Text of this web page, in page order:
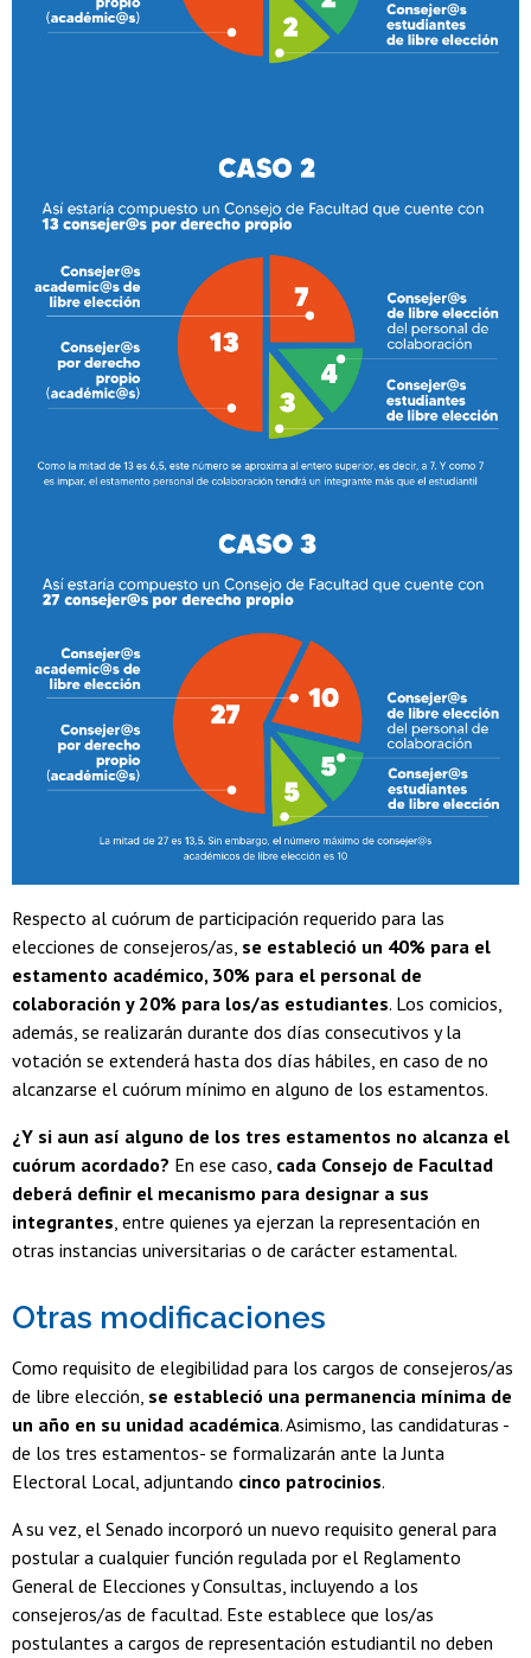
Respecto al cuórum de participación requerido para las
elecciones de consejeros/as, se estableció un 40% para el
estamento académico, 30% para el personal de
colaboración y 20% para los/as estudiantes. Los comicios,
además, se realizarán durante dos días consecutivos y la
votación se extenderá hasta dos días hábiles, en caso de no
alcanzarse el cuórum mínimo en alguno de los estamentos.
¿Y si aun así alguno de los tres estamentos no alcanza el
cuórum acordado? En ese caso, cada Consejo de Facultad
deberá definir el mecanismo para designar a sus
integrantes, entre quienes ya ejerzan la representación en
otras instancias universitarias o de carácter estamental.
Otras modificaciones
Como requisito de elegibilidad para los cargos de consejeros/as
de libre elección, se estableció una permanencia mínima de
un año en su unidad académica. Asimismo, las candidaturas -
de los tres estamentos- se formalizarán ante la Junta
Electoral Local, adjuntando cinco patrocinios.
A su vez, el Senado incorporó un nuevo requisito general para
postular a cualquier función regulada por el Reglamento
General de Elecciones y Consultas, incluyendo a los
consejeros/as de facultad. Este establece que los/as
postulantes a cargos de representación estudiantil no deben